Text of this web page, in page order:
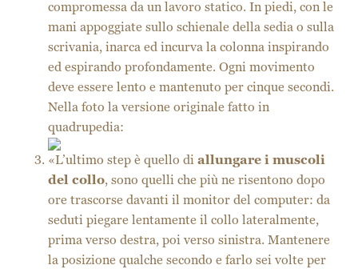
compromessa da un lavoro statico. In piedi, con le
mani appoggiate sullo schienale della sedia o sulla
scrivania, inarca ed incurva la colonna inspirando
ed espirando profondamente. Ogni movimento
deve essere lento e mantenuto per cinque secondi.
Nella foto la versione originale fatto in
quadrupedia:
«L’ultimo step è quello di allungare i muscoli
del collo, sono quelli che più ne risentono dopo
ore trascorse davanti il monitor del computer: da
seduti piegare lentamente il collo lateralmente,
prima verso destra, poi verso sinistra. Mantenere
la posizione qualche secondo e farlo sei volte per